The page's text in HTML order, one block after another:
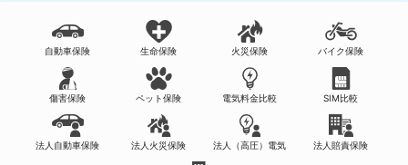
自動車保険 生命保険 火災保険 バイク保険
傷害保険 ペット保険 電気料金比較 SIM比較
法人自動車保険 法人火災保険 法人（高圧）電気 法人賠責保険